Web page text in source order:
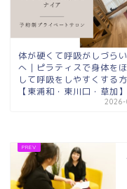
体が硬くて呼吸がしづら
へ｜ピラティスで身体を
して呼吸をしやすくする
【東浦和・東川口・草加】
2026-